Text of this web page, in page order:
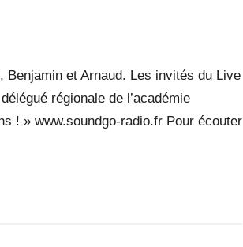
Benjamin et Arnaud. Les invités du Live
régionale de l’académie
! » www.soundgo-radio.fr Pour écouter